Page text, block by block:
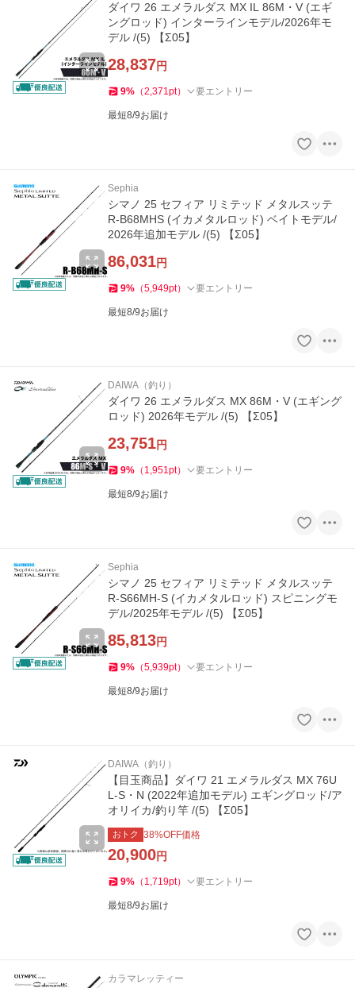
ダイワ 26 エメラルダス MX IL 86M・V (エギ
ングロッド) インターラインモデル/2026年モ
デル /(5) 【Σ05】
28,837円
9% （2,371pt） 要エントリー
最短8/9お届け
Sephia
シマノ 25 セフィア リミテッド メタルスッテ
R-B68MHS (イカメタルロッド) ベイトモデル/
2026年追加モデル /(5) 【Σ05】
86,031円
9% （5,949pt） 要エントリー
最短8/9お届け
DAIWA（釣り）
ダイワ 26 エメラルダス MX 86M・V (エギング
ロッド) 2026年モデル /(5) 【Σ05】
23,751円
9% （ 1,951pt） 要エントリー
最短8/9お届け
Sephia
シマノ 25 セフィア リミテッド メタルスッテ
R-S66MH-S (イカメタルロッド) スピニングモ
デル/2025年モデル /(5) 【Σ05】
85,813円
9% （5,939pt） 要エントリー
最短8/9お届け
DAIWA（釣り）
【目玉商品】ダイワ 21 エメラルダス MX 76U
L-S・N (2022年追加モデル) エギングロッド/ア
オリイカ/釣り竿 /(5) 【Σ05】
おトク 38%OFF価格
20,900円
9% （ 1,719pt） 要エントリー
最短8/9お届け
カラマレッティー